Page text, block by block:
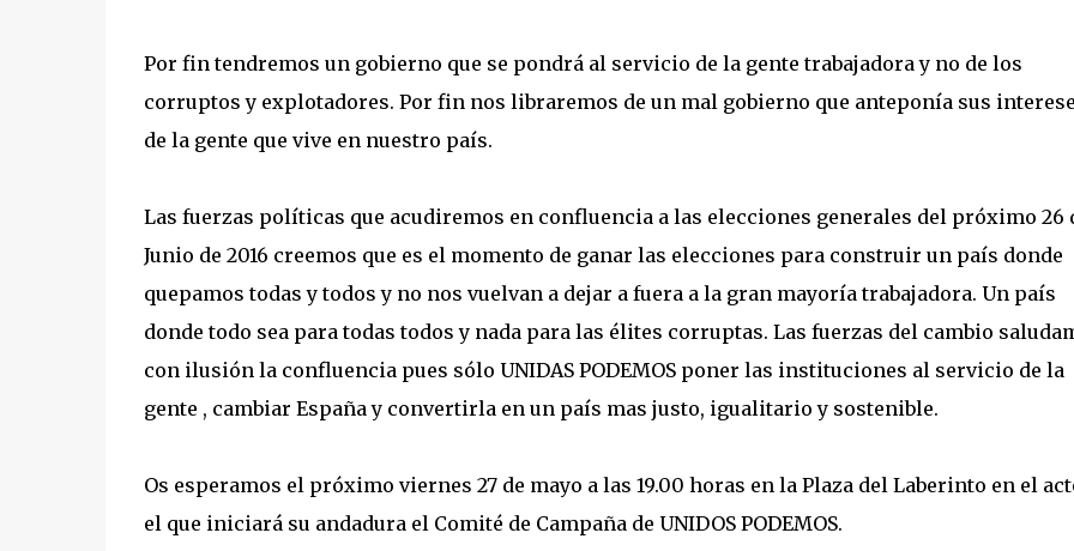
Por fin tendremos un gobierno que se pondrá al servicio de la gente trabajadora y no de los
corruptos y explotadores. Por fin nos libraremos de un mal gobierno que anteponía sus
de la gente que vive en nuestro país.
Las fuerzas políticas que acudiremos en confluencia a las elecciones generales del próximo 26
Junio de 2016 creemos que es el momento de ganar las elecciones para construir un país donde
quepamos todas y todos y no nos vuelvan a dejar a fuera a la gran mayoría trabajadora. Un país
donde todo sea para todas todos y nada para las élites corruptas. Las fuerzas del cambio
con ilusión la confluencia pues sólo UNIDAS PODEMOS poner las instituciones al servicio de la
gente , cambiar España y convertirla en un país mas justo, igualitario y sostenible.
Os esperamos el próximo viernes 27 de mayo a las 19.00 horas en la Plaza del Laberinto en el
el que iniciará su andadura el Comité de Campaña de UNIDOS PODEMOS.